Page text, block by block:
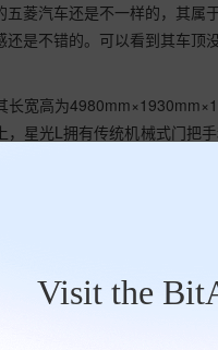
Visit the
五菱汽车还是不一样的，其属
还是不错的。可以看到其车
长宽高为
，星光L拥有传统机械式门把
。整车设计而言，星光L属于